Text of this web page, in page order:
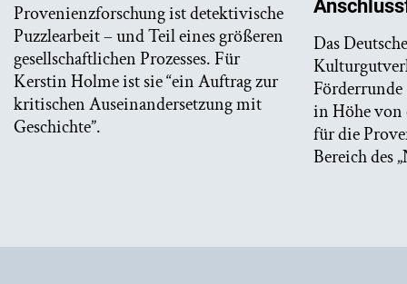
Provenienzforschung ist detektivische
Puzzlearbeit – und Teil eines größeren
gesellschaftlichen Prozesses. Für
Kerstin Holme ist sie “ein Auftrag zur
kritischen Auseinandersetzung mit
Geschichte”.
Das
in Höhe von
für die
Bereich des